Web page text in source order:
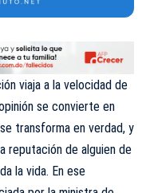
viaja a la velocidad de
se convierte en
transforma en verdad, y
reputación de alguien de
la vida. En ese